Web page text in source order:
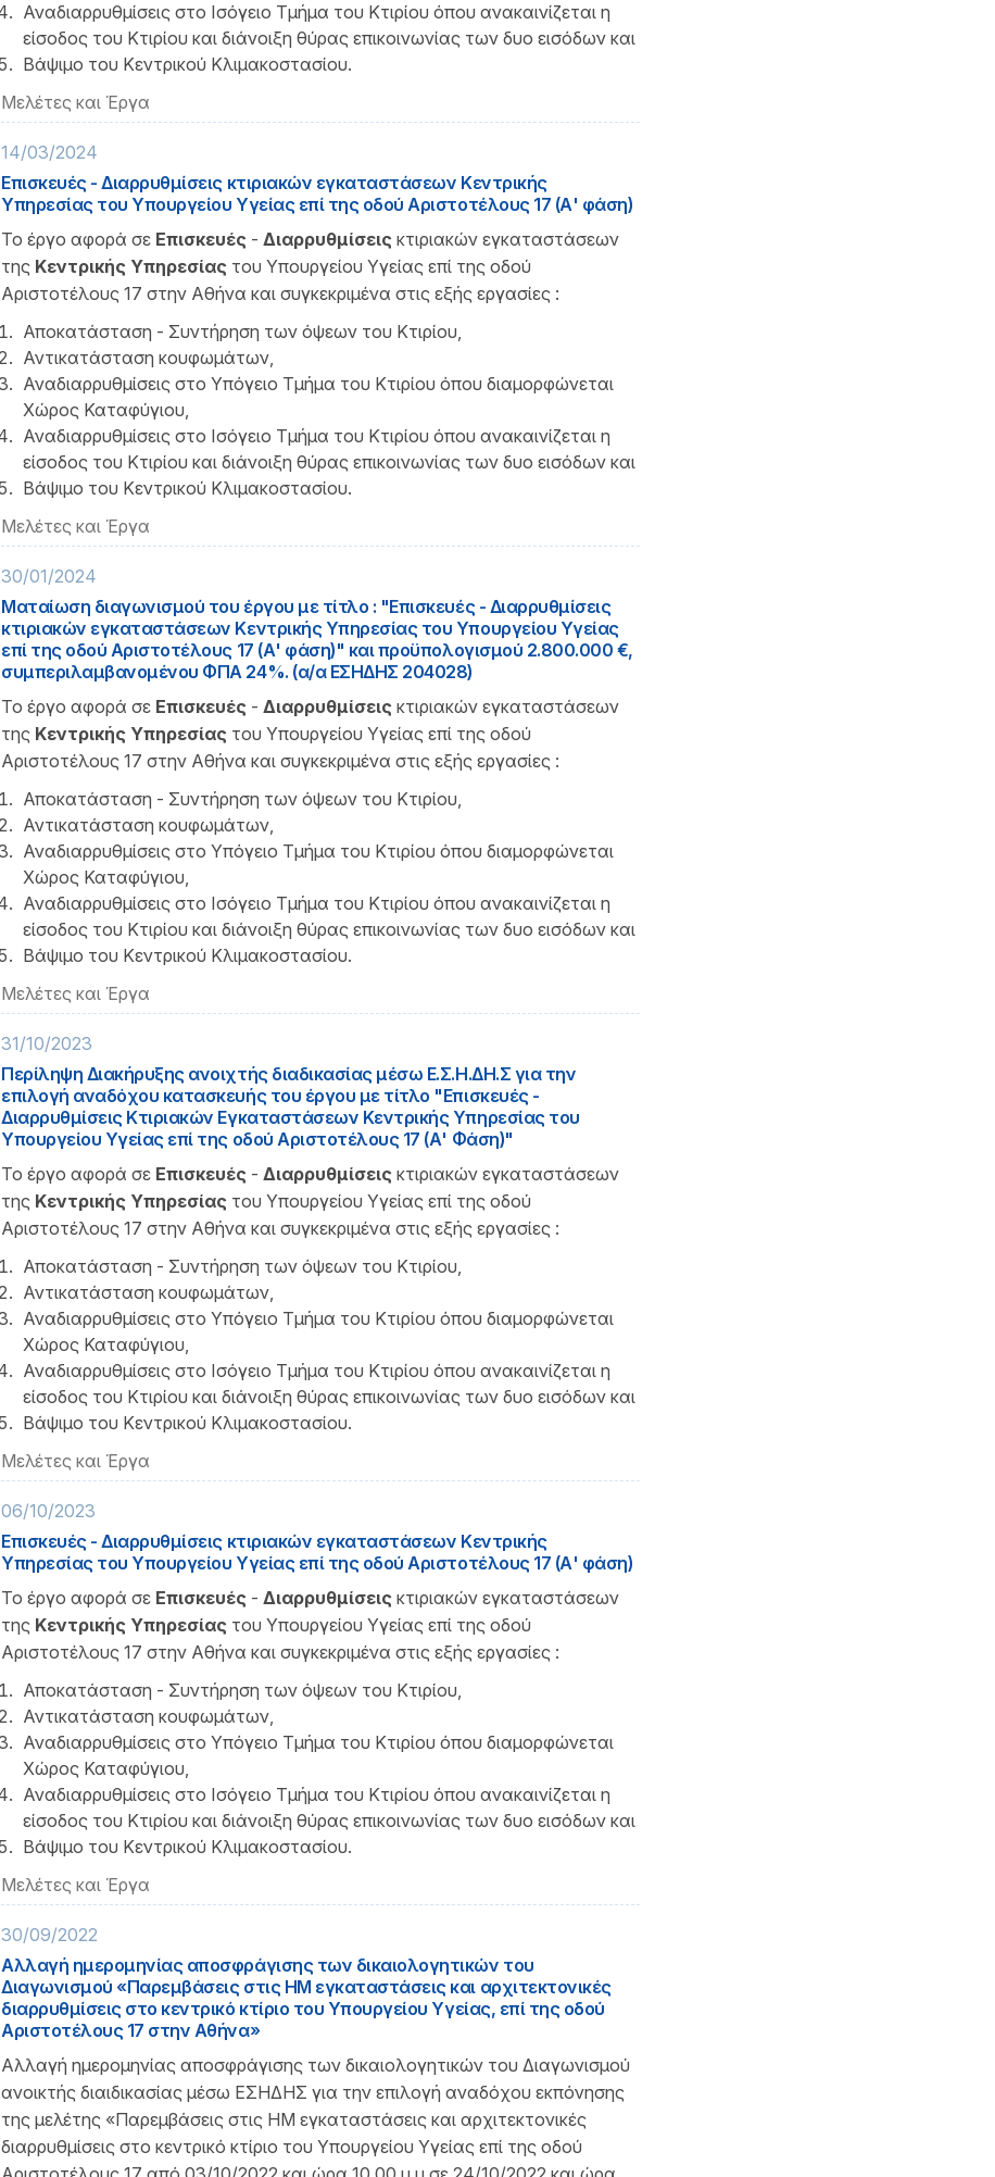
Αναδιαρρυθμίσεις στο Ισόγειο Τμήμα του Κτιρίου όπου ανακαινίζεται η
είσοδος του Κτιρίου και διάνοιξη θύρας επικοινωνίας των δυο εισόδων και
Βάψιμο του Κεντρικού Κλιμακοστασίου.
Μελέτες και Έργα
14/03/2024
Επισκευές - Διαρρυθμίσεις κτιριακών εγκαταστάσεων Κεντρικής
Υπηρεσίας του Υπουργείου Υγείας επί της οδού Αριστοτέλους 17 (Α' φάση)
Το έργο αφορά σε Επισκευές - Διαρρυθμίσεις κτιριακών εγκαταστάσεων
της Κεντρικής Υπηρεσίας του Υπουργείου Υγείας επί της οδού
Αριστοτέλους 17 στην Αθήνα και συγκεκριμένα στις εξής εργασίες :
Αποκατάσταση - Συντήρηση των όψεων του Κτιρίου,
Αντικατάσταση κουφωμάτων,
Αναδιαρρυθμίσεις στο Υπόγειο Τμήμα του Κτιρίου όπου διαμορφώνεται
Χώρος Καταφύγιου,
Αναδιαρρυθμίσεις στο Ισόγειο Τμήμα του Κτιρίου όπου ανακαινίζεται η
είσοδος του Κτιρίου και διάνοιξη θύρας επικοινωνίας των δυο εισόδων και
Βάψιμο του Κεντρικού Κλιμακοστασίου.
Μελέτες και Έργα
30/01/2024
Ματαίωση διαγωνισμού του έργου με τίτλο : "Επισκευές - Διαρρυθμίσεις
κτιριακών εγκαταστάσεων Κεντρικής Υπηρεσίας του Υπουργείου Υγείας
επί της οδού Αριστοτέλους 17 (Α' φάση)" και προϋπολογισμού 2.800.000 €,
συμπεριλαμβανομένου ΦΠΑ 24%. (α/α ΕΣΗΔΗΣ 204028)
Το έργο αφορά σε Επισκευές - Διαρρυθμίσεις κτιριακών εγκαταστάσεων
της Κεντρικής Υπηρεσίας του Υπουργείου Υγείας επί της οδού
Αριστοτέλους 17 στην Αθήνα και συγκεκριμένα στις εξής εργασίες :
Αποκατάσταση - Συντήρηση των όψεων του Κτιρίου,
Αντικατάσταση κουφωμάτων,
Αναδιαρρυθμίσεις στο Υπόγειο Τμήμα του Κτιρίου όπου διαμορφώνεται
Χώρος Καταφύγιου,
Αναδιαρρυθμίσεις στο Ισόγειο Τμήμα του Κτιρίου όπου ανακαινίζεται η
είσοδος του Κτιρίου και διάνοιξη θύρας επικοινωνίας των δυο εισόδων και
Βάψιμο του Κεντρικού Κλιμακοστασίου.
Μελέτες και Έργα
31/10/2023
Περίληψη Διακήρυξης ανοιχτής διαδικασίας μέσω Ε.Σ.Η.ΔΗ.Σ για την
επιλογή αναδόχου κατασκευής του έργου με τίτλο "Επισκευές -
Διαρρυθμίσεις Κτιριακών Εγκαταστάσεων Κεντρικής Υπηρεσίας του
Υπουργείου Υγείας επί της οδού Αριστοτέλους 17 (Α' Φάση)"
Το έργο αφορά σε Επισκευές - Διαρρυθμίσεις κτιριακών εγκαταστάσεων
της Κεντρικής Υπηρεσίας του Υπουργείου Υγείας επί της οδού
Αριστοτέλους 17 στην Αθήνα και συγκεκριμένα στις εξής εργασίες :
Αποκατάσταση - Συντήρηση των όψεων του Κτιρίου,
Αντικατάσταση κουφωμάτων,
Αναδιαρρυθμίσεις στο Υπόγειο Τμήμα του Κτιρίου όπου διαμορφώνεται
Χώρος Καταφύγιου,
Αναδιαρρυθμίσεις στο Ισόγειο Τμήμα του Κτιρίου όπου ανακαινίζεται η
είσοδος του Κτιρίου και διάνοιξη θύρας επικοινωνίας των δυο εισόδων και
Βάψιμο του Κεντρικού Κλιμακοστασίου.
Μελέτες και Έργα
06/10/2023
Επισκευές - Διαρρυθμίσεις κτιριακών εγκαταστάσεων Κεντρικής
Υπηρεσίας του Υπουργείου Υγείας επί της οδού Αριστοτέλους 17 (Α' φάση)
Το έργο αφορά σε Επισκευές - Διαρρυθμίσεις κτιριακών εγκαταστάσεων
της Κεντρικής Υπηρεσίας του Υπουργείου Υγείας επί της οδού
Αριστοτέλους 17 στην Αθήνα και συγκεκριμένα στις εξής εργασίες :
Αποκατάσταση - Συντήρηση των όψεων του Κτιρίου,
Αντικατάσταση κουφωμάτων,
Αναδιαρρυθμίσεις στο Υπόγειο Τμήμα του Κτιρίου όπου διαμορφώνεται
Χώρος Καταφύγιου,
Αναδιαρρυθμίσεις στο Ισόγειο Τμήμα του Κτιρίου όπου ανακαινίζεται η
είσοδος του Κτιρίου και διάνοιξη θύρας επικοινωνίας των δυο εισόδων και
Βάψιμο του Κεντρικού Κλιμακοστασίου.
Μελέτες και Έργα
30/09/2022
Αλλαγή ημερομηνίας αποσφράγισης των δικαιολογητικών του
Διαγωνισμού «Παρεμβάσεις στις ΗΜ εγκαταστάσεις και αρχιτεκτονικές
διαρρυθμίσεις στο κεντρικό κτίριο του Υπουργείου Υγείας, επί της οδού
Αριστοτέλους 17 στην Αθήνα»
Αλλαγή ημερομηνίας αποσφράγισης των δικαιολογητικών του Διαγωνισμού
ανοικτής διαιδικασίας μέσω ΕΣΗΔΗΣ για την επιλογή αναδόχου εκπόνησης
της μελέτης «Παρεμβάσεις στις ΗΜ εγκαταστάσεις και αρχιτεκτονικές
διαρρυθμίσεις στο κεντρικό κτίριο του Υπουργείου Υγείας επί της οδού